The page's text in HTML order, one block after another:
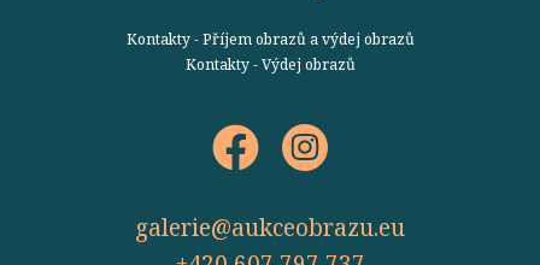
Kontakty - Příjem obrazů a výdej obrazů
Kontakty - Výdej obrazů
galerie@aukceobrazu.eu